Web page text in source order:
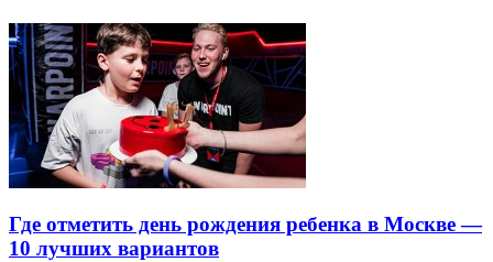
Где отметить день рождения ребенка в Москве —
10 лучших вариантов